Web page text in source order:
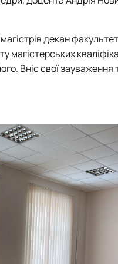
декан
магістерських
Вніс свої